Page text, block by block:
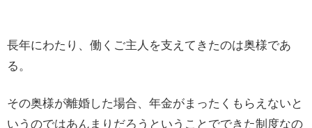
長年にわたり、働くご主人を支えてきたのは奥様であ
る。
その奥様が離婚した場合、年金がまったくもらえないと
いうのではあんまりだろうということでできた制度なの